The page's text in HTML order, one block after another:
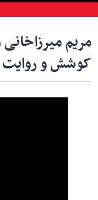
مریم
کوشش و روایت